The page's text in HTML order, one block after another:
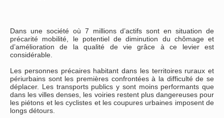
Dans une société où 7 millions d’actifs sont en situation de
précarité mobilité, le potentiel de diminution du chômage et
d’amélioration de la qualité de vie grâce à ce levier est
considérable.
Les personnes précaires habitant dans les territoires ruraux et
périurbains sont les premières confrontées à la difficulté de se
déplacer. Les transports publics y sont moins performants que
dans les villes denses, les voiries restent plus dangereuses pour
les piétons et les cyclistes et les coupures urbaines imposent de
longs détours.